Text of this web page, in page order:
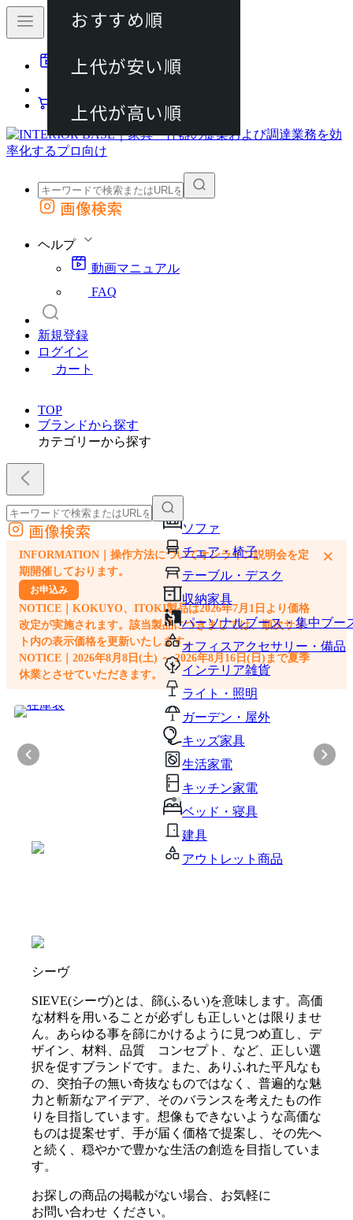
動画マニュアル
カート
外部サイトの商品をカートに追加
画像検索
ヘルプ
動画マニュアル
FAQ
新規登録
ログイン
カート
TOP
ブランドから探す
カテゴリーから探す
ソファ
チェア・椅子
テーブル・デスク
収納家具
パーソナルブース・集中ブー
オフィスアクセサリー・備品
インテリア雑貨
ライト・照明
ガーデン・屋外
キッズ家具
生活家電
キッチン家電
ベッド・寝具
建具
アウトレット商品
外部サイトの商品をカートに追加
他のサイトで見つけた商品ページのURLを貼り付けて、カートに追加できます
画像検索
INFORMATION｜操作方法についてオンライン説明会を定
期開催しております。
お申込み
NOTICE｜KOKUYO、ITOKI製品は2026年7月1日より価格
改定が実施されます。該当製品につきましては、順次サイ
ト内の表示価格を更新いたします。
NOTICE｜2026年8月8日(土) ～ 2026年8月16日(日)まで夏季
休業とさせていただきます。
×
シーヴ
SIEVE(シーヴ)とは、篩(ふるい)を意味します。高価
な材料を用いることが必ずしも正しいとは限りませ
ん。あらゆる事を篩にかけるように見つめ直し、デ
ザイン、材料、品質 コンセプト、など、正しい選
択を促すブランドです。また、ありふれた平凡なも
の、突拍子の無い奇抜なものではなく、普遍的な魅
力と斬新なアイデア、そのバランスを考えたもの作
りを目指しています。想像もできないような高価な
ものは提案せず、手が届く価格で提案し、その先へ
と続く、穏やかで豊かな生活の創造を目指していま
す。
お探しの商品の掲載がない場合、お気軽に
お問い合わせ ください。
おすすめ順
上代が安い順
上代が高い順